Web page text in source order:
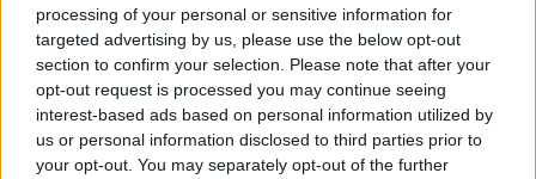
processing of your personal or sensitive information for
targeted advertising by us, please use the below opt-out
section to confirm your selection. Please note that after your
opt-out request is processed you may continue seeing
interest-based ads based on personal information utilized by
us or personal information disclosed to third parties prior to
your opt-out. You may separately opt-out of the further